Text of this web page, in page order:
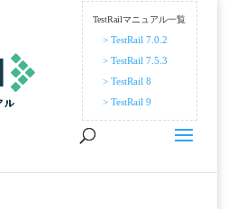
TestRailマニュアル一覧
> TestRail 7.0.2
> TestRail 7.5.3
> TestRail 8
> TestRail 9